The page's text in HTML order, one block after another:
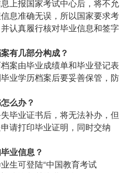
上报国家考试中心后，将不允
息准确无误，所以国家要求考
认真履行核对毕业信息和签字
有几部分构成？
案由毕业成绩单和毕业登记表
业学历档案后要妥善保管，防
么办？
毕业证书后，将无法补办，但
请打印毕业证明，同时交纳
业信息？
生可登陆“中国教育考试